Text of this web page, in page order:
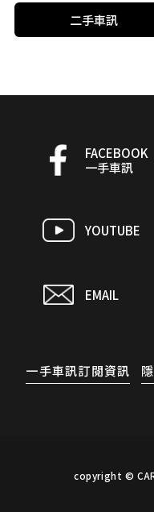
二手車訊
FACEBOOK
一手車訊
YOUTUBE
EMAIL
一手車訊訂閱資訊
copyright ©